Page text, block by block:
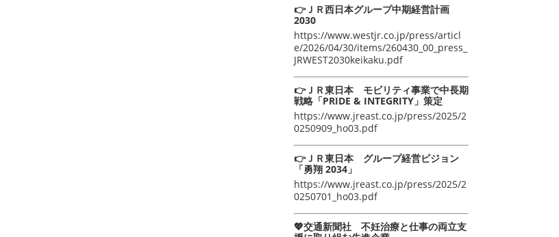
👉ＪＲ西日本グループ中期経営計画
2030
https://www.westjr.co.jp/press/articl
e/2026/04/30/items/260430_00_press_
JRWEST2030keikaku.pdf
👉ＪＲ東日本 モビリティ事業で中長期
戦略「PRIDE & INTEGRITY」策定
https://www.jreast.co.jp/press/2025/2
0250909_ho03.pdf
👉ＪＲ東日本 グループ経営ビジョン
「勇翔 2034」
https://www.jreast.co.jp/press/2025/2
0250701_ho03.pdf
💖交通新聞社 不妊治療と仕事の両立支